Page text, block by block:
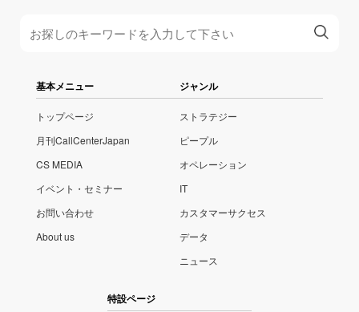
基本メニュー
トップページ
月刊CallCenterJapan
CS MEDIA
イベント・セミナー
お問い合わせ
About us
ジャンル
ストラテジー
ピープル
オペレーション
IT
カスタマーサクセス
データ
ニュース
特設ページ